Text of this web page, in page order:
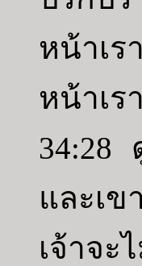
หน้าเ
หน้าเร
34:28
และเ
เจ้าจะ